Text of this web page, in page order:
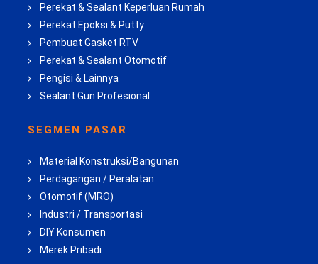
Perekat & Sealant Keperluan Rumah
Perekat Epoksi & Putty
Pembuat Gasket RTV
Perekat & Sealant Otomotif
Pengisi & Lainnya
Sealant Gun Profesional
SEGMEN PASAR
Material Konstruksi/Bangunan
Perdagangan / Peralatan
Otomotif (MRO)
Industri / Transportasi
DIY Konsumen
Merek Pribadi